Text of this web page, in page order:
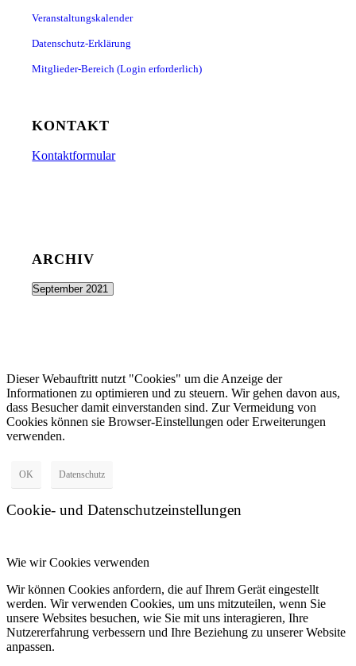
Veranstaltungskalender
Datenschutz-Erklärung
Mitglieder-Bereich (Login erforderlich)
KONTAKT
Kontaktformular
ARCHIV
Dieser Webauftritt nutzt "Cookies" um die Anzeige der
Informationen zu optimieren und zu steuern. Wir gehen davon aus,
dass Besucher damit einverstanden sind. Zur Vermeidung von
Cookies können sie Browser-Einstellungen oder Erweiterungen
verwenden.
OK Datenschutz
Cookie- und Datenschutzeinstellungen
Wie wir Cookies verwenden
Wir können Cookies anfordern, die auf Ihrem Gerät eingestellt
werden. Wir verwenden Cookies, um uns mitzuteilen, wenn Sie
unsere Websites besuchen, wie Sie mit uns interagieren, Ihre
Nutzererfahrung verbessern und Ihre Beziehung zu unserer Website
anpassen.